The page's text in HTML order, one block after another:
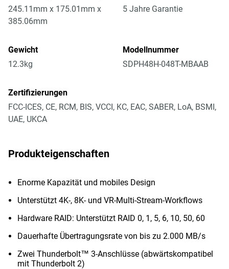
245.11mm x 175.01mm x
385.06mm
5 Jahre Garantie
Gewicht
12.3kg
Modellnummer
SDPH48H-048T-MBAAB
Zertifizierungen
FCC-ICES, CE, RCM, BIS, VCCI, KC, EAC, SABER, LoA, BSMI,
UAE, UKCA
Produkteigenschaften
Enorme Kapazität und mobiles Design
Unterstützt 4K-, 8K- und VR-Multi-Stream-Workflows
Hardware RAID: Unterstützt RAID 0, 1, 5, 6, 10, 50, 60
Dauerhafte Übertragungsrate von bis zu 2.000 MB/s
Zwei Thunderbolt™ 3-Anschlüsse (abwärtskompatibel
mit Thunderbolt 2)